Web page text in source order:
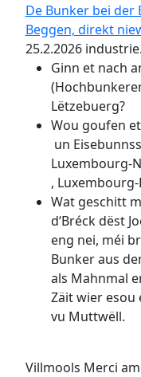
De Bunker bei der
Beggen, direkt
25.2.2026
Ginn et nach
Lëtzebuerg?
Wou goufen
un
Luxembourg-
,
Wat geschitt
d‘Bréck dëst
eng nei, méi
Bunker aus
als Mahnmal
Zäit wier esou
vu Muttwëll.
Villmools Merci